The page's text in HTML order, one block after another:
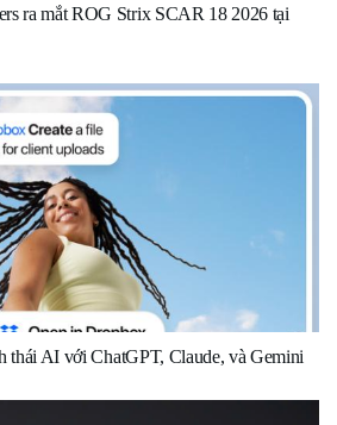
ra mắt ROG Strix SCAR 18 2026 tại
thái AI với ChatGPT, Claude, và Gemini